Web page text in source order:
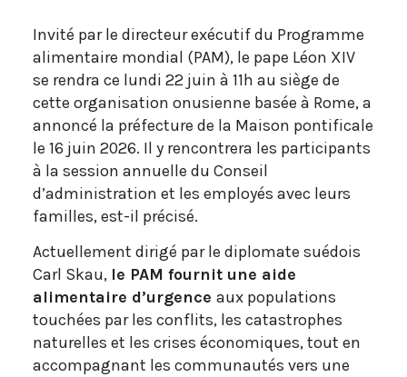
Invité par le directeur exécutif du Programme
alimentaire mondial (PAM), le pape Léon XIV
se rendra ce lundi 22 juin à 11h au siège de
cette organisation onusienne basée à Rome, a
annoncé la préfecture de la Maison pontificale
le 16 juin 2026. Il y rencontrera les participants
à la session annuelle du Conseil
d’administration et les employés avec leurs
familles, est-il précisé.
Actuellement dirigé par le diplomate suédois
Carl Skau, le PAM fournit une aide
alimentaire d’urgence aux populations
touchées par les conflits, les catastrophes
naturelles et les crises économiques, tout en
accompagnant les communautés vers une